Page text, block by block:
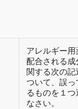
アレルギー用
配合される成
関する次の記
ついて、誤っ
るものを１つ
なさい。